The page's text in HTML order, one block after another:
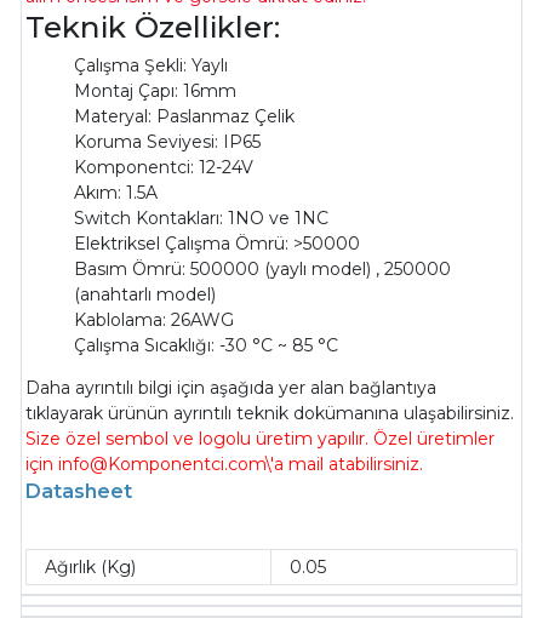
Teknik Özellikler:
Çalışma Şekli: Yaylı
Montaj Çapı: 16mm
Materyal: Paslanmaz Çelik
Koruma Seviyesi: IP65
Komponentci: 12-24V
Akım: 1.5A
Switch Kontakları: 1NO ve 1NC
Elektriksel Çalışma Ömrü: >50000
Basım Ömrü: 500000 (yaylı model) , 250000
(anahtarlı model)
Kablolama: 26AWG
Çalışma Sıcaklığı: -30 °C ~ 85 °C
Daha ayrıntılı bilgi için aşağıda yer alan bağlantıya
tıklayarak ürünün ayrıntılı teknik dokümanına ulaşabilirsiniz.
Size özel sembol ve logolu üretim yapılır. Özel üretimler
için info@Komponentci.com\'a mail atabilirsiniz.
Datasheet
Ağırlık (Kg) 0.05